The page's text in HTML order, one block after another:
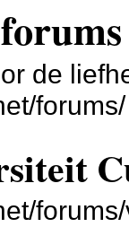
de
forums/